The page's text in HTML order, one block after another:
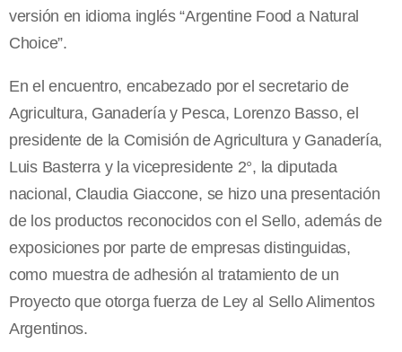
versión en idioma inglés “Argentine Food a Natural
Choice”.
En el encuentro, encabezado por el secretario de
Agricultura, Ganadería y Pesca, Lorenzo Basso, el
presidente de la Comisión de Agricultura y Ganadería,
Luis Basterra y la vicepresidente 2°, la diputada
nacional, Claudia Giaccone, se hizo una presentación
de los productos reconocidos con el Sello, además de
exposiciones por parte de empresas distinguidas,
como muestra de adhesión al tratamiento de un
Proyecto que otorga fuerza de Ley al Sello Alimentos
Argentinos.